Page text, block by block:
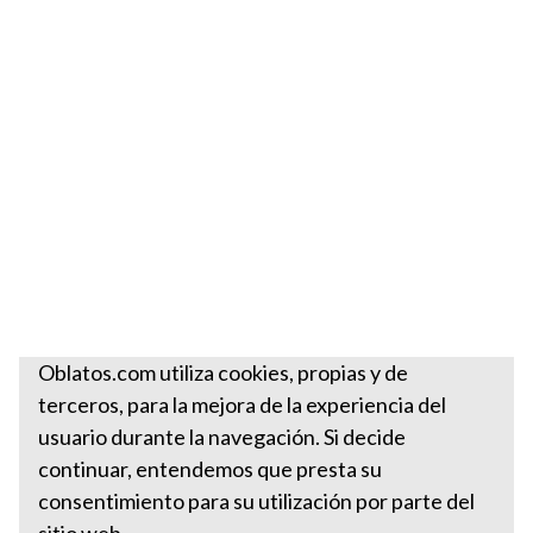
Oblatos.com utiliza cookies, propias y de
terceros, para la mejora de la experiencia del
usuario durante la navegación. Si decide
continuar, entendemos que presta su
consentimiento para su utilización por parte del